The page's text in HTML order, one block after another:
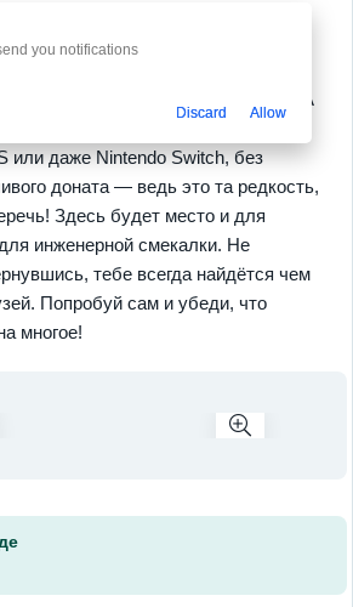
особенностей
самостоятельно
после окончания игровой сессии. А
ты можешь попробовать свои силы
или даже Nintendo Switch, без
доната — ведь это та редкость,
Здесь будет место и для
инженерной смекалки. Не
тебе всегда найдётся чем
Попробуй сам и убеди, что
многое!
you notifications
Discard Allow